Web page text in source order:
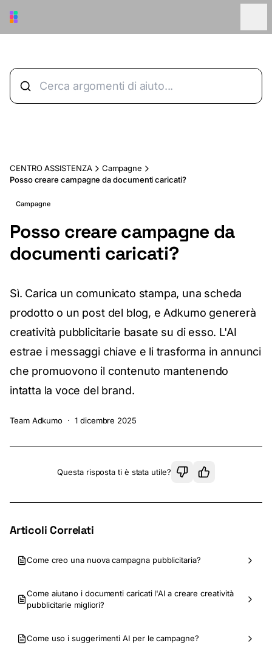
CENTRO ASSISTENZA
Campagne
Posso creare campagne da documenti caricati?
Campagne
Posso creare campagne da
documenti caricati?
Sì. Carica un comunicato stampa, una scheda
prodotto o un post del blog, e Adkumo genererà
creatività pubblicitarie basate su di esso. L'AI
estrae i messaggi chiave e li trasforma in annunci
che promuovono il contenuto mantenendo
intatta la voce del brand.
Team Adkumo · 1 dicembre 2025
Questa risposta ti è stata utile?
Articoli Correlati
Come creo una nuova campagna pubblicitaria?
Come aiutano i documenti caricati l'AI a creare creatività
pubblicitarie migliori?
Come uso i suggerimenti AI per le campagne?